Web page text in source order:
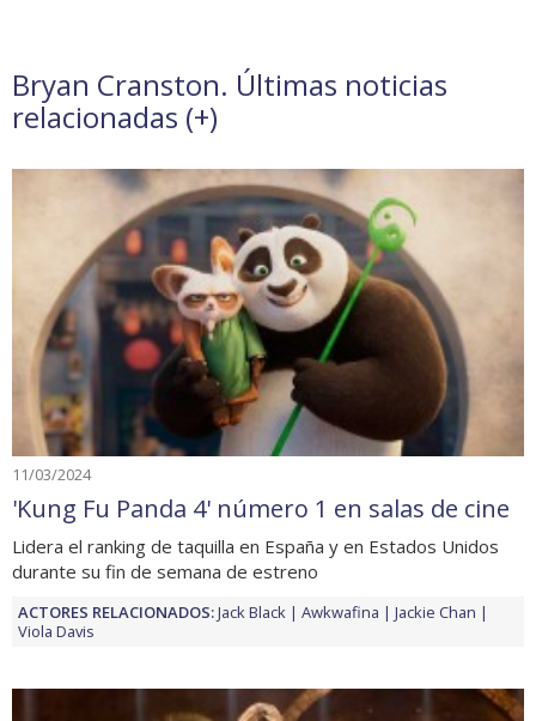
Bryan Cranston. Últimas noticias
relacionadas (+)
11/03/2024
'Kung Fu Panda 4' número 1 en salas de cine
Lidera el ranking de taquilla en España y en Estados Unidos
durante su fin de semana de estreno
ACTORES RELACIONADOS:Jack Black Awkwafina
Jackie Chan
Viola Davis